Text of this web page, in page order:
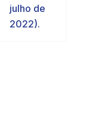
julho de
2022).